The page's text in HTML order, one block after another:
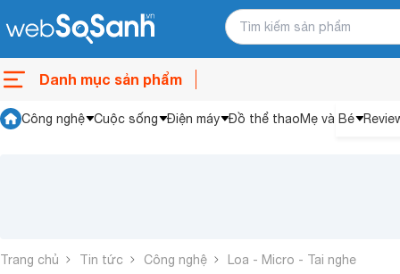
Danh mục sản phẩm
Công nghệ Cuộc sống Điện máy Đồ thể thaoMẹ và Bé
Trang chủ Tin tức Công nghệ Loa - Micro - Tai nghe